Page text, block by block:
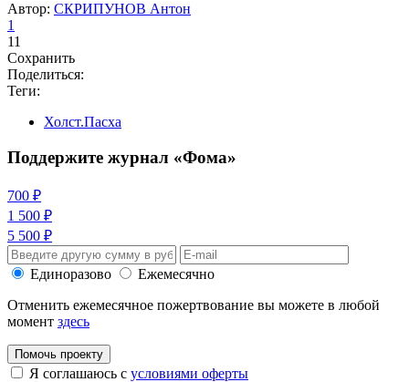
Автор: СКРИПУНОВ Антон
1
11
Сохранить
Поделиться:
Теги:
Холст.Пасха
Поддержите журнал «Фома»
700 ₽
1 500 ₽
5 500 ₽
Единоразово
Ежемесячно
Отменить ежемесячное пожертвование вы можете в любой
момент здесь
Помочь проекту
Я соглашаюсь с условиями оферты